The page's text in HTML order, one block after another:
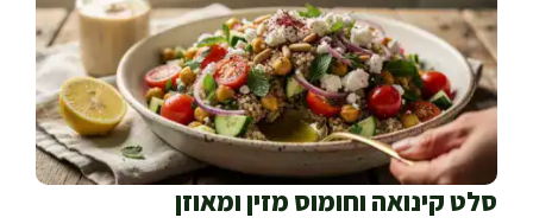
סלט קינואה וחומוס מזין ומאוזן